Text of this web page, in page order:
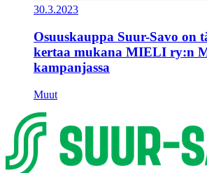
30.3.2023
Osuuskauppa Suur-Savo on
kertaa mukana MIELI ry:n
kampanjassa
Muut